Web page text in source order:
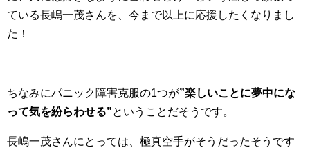
ている長嶋一茂さんを、今まで以上に応援したくなりまし
た！
ちなみにパニック障害克服の1つが”楽しいことに夢中にな
って気を紛らわせる”ということだそうです。
長嶋一茂さんにとっては、極真空手がそうだったそうです